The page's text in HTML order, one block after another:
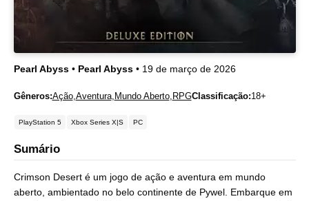
Pearl Abyss• Pearl Abyss• 19 de março de 2026
Gêneros:Ação, Aventura, Mundo Aberto, RPGClassificação:18+
PlayStation 5 Xbox Series X|S PC
Sumário
Crimson Desert é um jogo de ação e aventura em mundo
aberto, ambientado no belo continente de Pywel. Embarque em